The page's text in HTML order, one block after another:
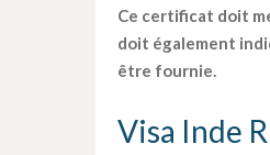
Ce certificat doit
doit également
être fournie.
Visa Inde